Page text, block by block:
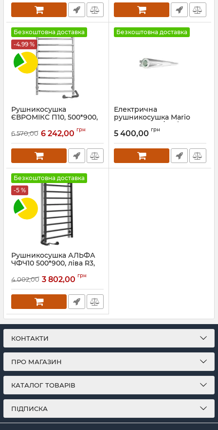
Безкоштовна доставка
-4.99 %
Рушникосушка
ЄВРОМІКС П10, 500*900,
Артикул:73207685
6 570,00 6 242,00 грн
Безкоштовна доставка
Електрична
рушникосушка Mario
Нота-І 30x630/85 білий
мат
Артикул:2.13.046002.0-WM
5 400,00 грн
Безкоштовна доставка
-5 %
Рушникосушка АЛЬФА
ЧФЧ10 500*900, ліва R3,
Артикул:73207629
4 002,00 3 802,00 грн
КОНТАКТИ
ПРО МАГАЗИН
КАТАЛОГ ТОВАРІВ
ПІДПИСКА